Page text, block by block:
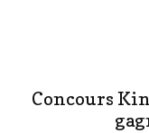
Concours